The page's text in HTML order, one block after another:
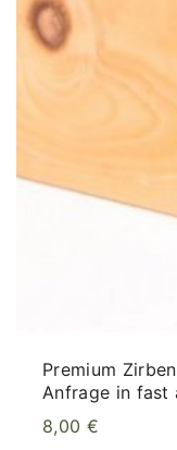
Premium
Anfrage in fast
8,00 €